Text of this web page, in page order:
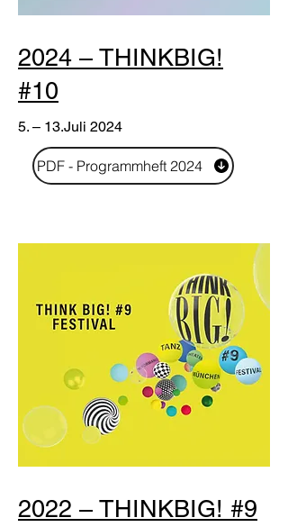
2024 – THINKBIG!
#10
5. – 13.Juli 2024
PDF - Programmheft 2024
2022 – THINKBIG! #9